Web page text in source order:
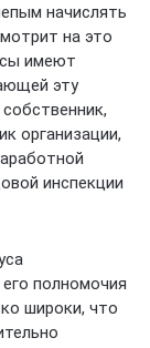
начислять
на это
имеют
эту
организации,
инспекции
полномочия
широки, что